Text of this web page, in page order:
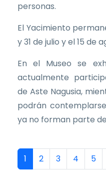
personas.
El Yacimiento
y 31 de julio y el 15 de
En el Museo se
actualmente
de Aste Nagusia,
podrán
ya no forman parte
Paginación
Página actual
1 Página
2 Página
3 Página
4 5